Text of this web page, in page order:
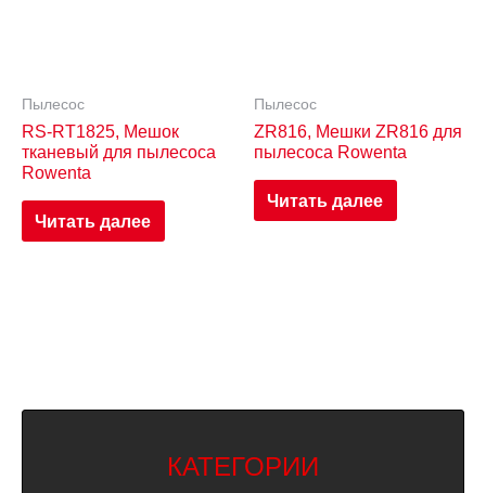
Пылесос
RS-RT1825, Мешок
тканевый для пылесоса
Rowenta
Читать далее
Пылесос
ZR816, Мешки ZR816 для
пылесоса Rowenta
Читать далее
КАТЕГОРИИ